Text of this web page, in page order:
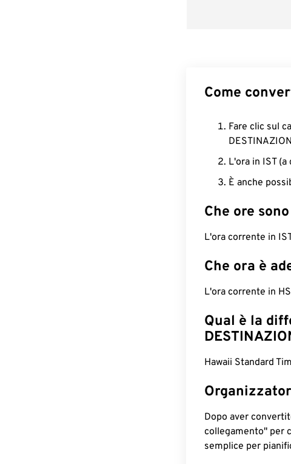
Come
Fare clic sul
L'ora in IST
È anche
Che ore
L'ora corrente in
Che ora è
L'ora corrente in
Qual è la
Hawaii Standard
Dopo aver
collegamento" per
semplice per